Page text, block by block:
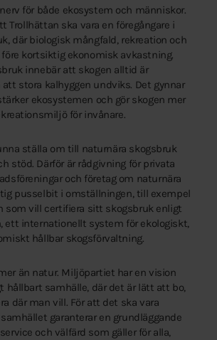
för både ekosystem och människor.
Trollhättan ska vara en föregångare i
där biologisk mångfald, rekreation och
kortsiktig ekonomisk avkastning.
innebär att skogen alltid är
stora kalhyggen undviks. Det gynnar
ekosystemen och gör skogen mer
för invånare.
ställa om till naturnära skogsbruk
stöd. Därför är rådgivning för privata
och företag om naturnära
pusselbit i omställningen, till exempel
som vill certifiera sitt skogsbruk enligt
ett internationellt system för ekologiskt,
hållbar skogsförvaltning.
än natur. Miljöpartiet har en vision
hållbart samhälle, där det är lätt att bo,
där man vill. För att det ska vara
garanterar en grundläggande
och välfärd som gäller för alla,